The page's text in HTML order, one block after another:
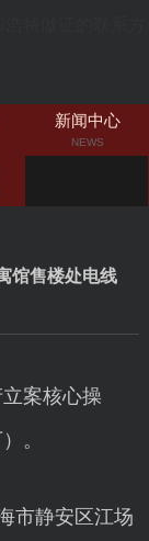
新闻中心
NEWS
馆售楼处电线
案核心操
。
市静安区江场